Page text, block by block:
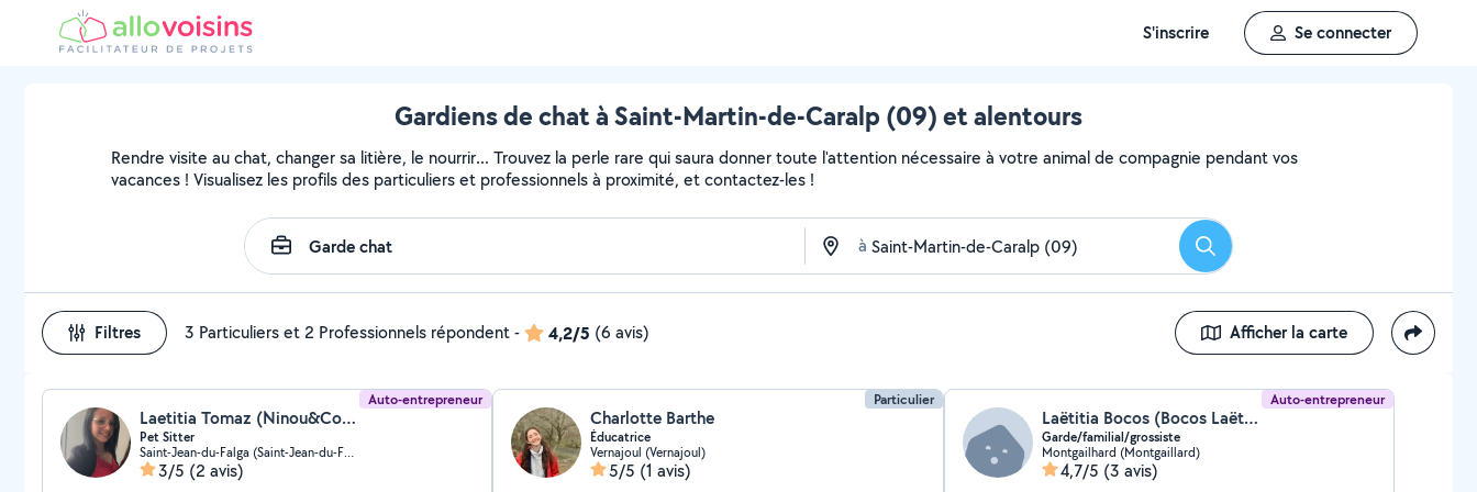
S'inscrire Se connecter
Gardiens de chat à Saint-Martin-de-Caralp (09) et alentours
Rendre visite au chat, changer sa litière, le nourrir... Trouvez la perle rare qui saura donner toute l'attention nécessaire à votre animal de compagnie pendant vos
vacances ! Visualisez les profils des particuliers et professionnels à proximité, et contactez-les !
à Rechercher
Filtres 3 Particuliers et 2 Professionnels répondent- 4,2/5 (6 avis) Afficher la carte
Auto-entrepreneur
Laetitia Tomaz (Ninou&Compagnie)
Pet Sitter
Saint-Jean-du-Falga (Saint-Jean-du-Falga)
3/5 (2 avis)
Particulier
Charlotte Barthe
Éducatrice
Vernajoul (Vernajoul)
5/5 (1 avis)
Auto-entrepreneur
Laëtitia Bocos (Bocos Laëtitia)
Garde/familial/grossiste
Montgailhard (Montgaillard)
4,7/5 (3 avis)